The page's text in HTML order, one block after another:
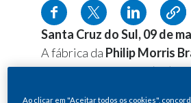
Santa Cruz do Sul, 09 de
A fábrica da Philip Morris
em Santa Cruz do Sul (RS),
Ao clicar em "Aceitar todos os cookies",